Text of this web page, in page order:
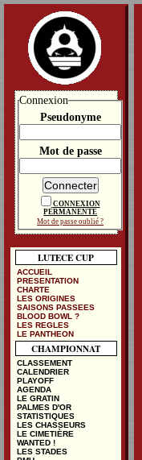
Connexion
Pseudonyme
Mot de passe
CONNEXION
PERMANENTE
Mot de passe oublié ?
LUTECE CUP
ACCUEIL
PRESENTATION
CHARTE
LES ORIGINES
SAISONS PASSEES
BLOOD BOWL ?
LES REGLES
LE PANTHEON
CHAMPIONNAT
CLASSEMENT
CALENDRIER
PLAYOFF
AGENDA
LE GRATIN
PALMES D'OR
STATISTIQUES
LES CHASSEURS
LE CIMETIÈRE
WANTED !
LES STADES